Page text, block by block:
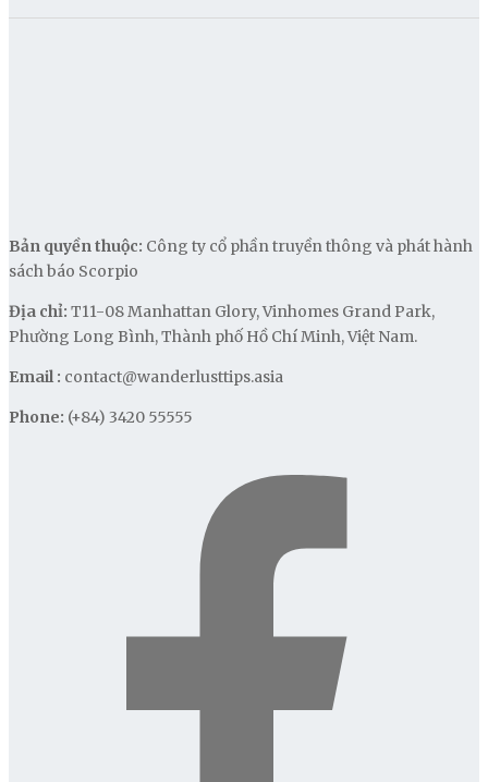
Bản quyền thuộc: Công ty cổ phần truyền thông và phát hành
sách báo Scorpio
Địa chỉ: T11-08 Manhattan Glory, Vinhomes Grand Park,
Phường Long Bình, Thành phố Hồ Chí Minh, Việt Nam.
Email : contact@wanderlusttips.asia
Phone: (+84) 3420 55555